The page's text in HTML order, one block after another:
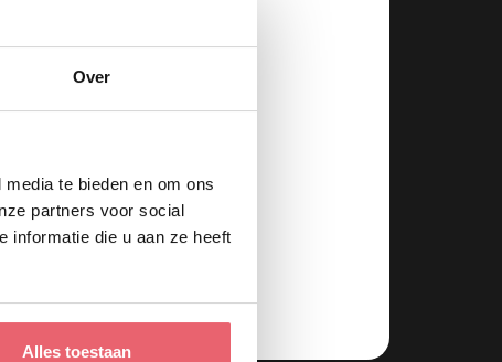
Over
te bieden en om ons
partners voor social
informatie die u aan ze heeft
Alles toestaan